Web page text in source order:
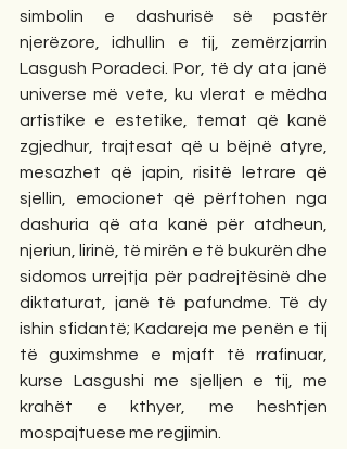
simbolin e dashurisë së pastër
njerëzore, idhullin e tij, zemërzjarrin
Lasgush Poradeci. Por, të dy ata janë
universe më vete, ku vlerat e mëdha
artistike e estetike, temat që kanë
zgjedhur, trajtesat që u bëjnë atyre,
mesazhet që japin, risitë letrare që
sjellin, emocionet që përftohen nga
dashuria që ata kanë për atdheun,
njeriun, lirinë, të mirën e të bukurën dhe
sidomos urrejtja për padrejtësinë dhe
diktaturat, janë të pafundme. Të dy
ishin sfidantë; Kadareja me penën e tij
të guximshme e mjaft të rrafinuar,
kurse Lasgushi me sjelljen e tij, me
krahët e kthyer, me heshtjen
mospajtuese me regjimin.